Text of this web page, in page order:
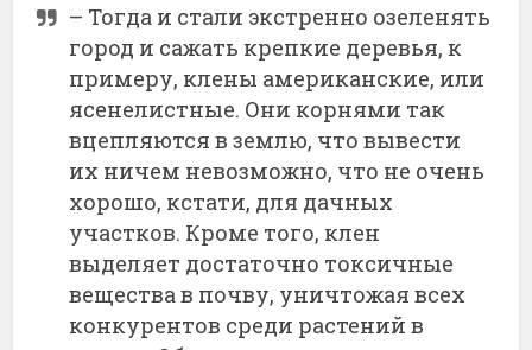
– Тогда и стали экстренно озеленять
город и сажать крепкие деревья, к
примеру, клены американские, или
ясенелистные. Они корнями так
вцепляются в землю, что вывести
их ничем невозможно, что не очень
хорошо, кстати, для дачных
участков. Кроме того, клен
выделяет достаточно токсичные
вещества в почву, уничтожая всех
конкурентов среди растений в